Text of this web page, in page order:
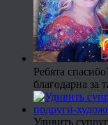
Ребята
благодарна за
Удивить